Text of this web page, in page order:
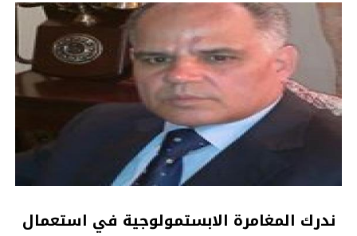
ندرك المغامرة الابستمولوجية في استعمال